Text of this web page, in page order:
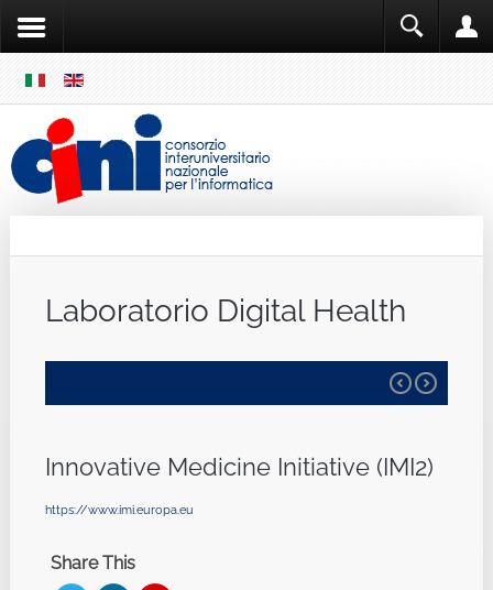
MENU
Laboratorio Digital Health
Innovative Medicine Initiative (IMI2)
https://www.imi.europa.eu
Share This